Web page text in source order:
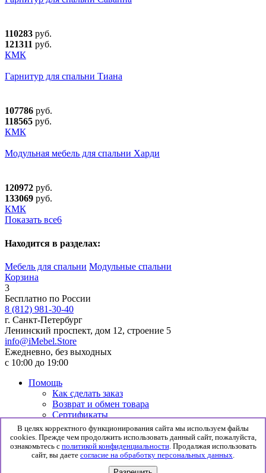
110283 руб.
121311 руб.
КМК
Гарнитур для спальни Тиана
107786 руб.
118565 руб.
КМК
Модульная мебель для спальни Харди
120972 руб.
133069 руб.
КМК
Показать все6
Находится в разделах:
Мебель для спальни Модульные спальни
Корзина
3
Бесплатно по России
8 (812) 981-30-40
г. Санкт-Петербург
Ленинский проспект, дом 12, строение 5
info@iMebel.Store
Ежедневно, без выходных
с 10:00 до 19:00
Помощь
Как сделать заказ
Возврат и обмен товара
Сертификаты
Информация
Гарантия
Доставка и сборка
Политика конфиденциальности
Согласие на обработку данных
В целях корректного функционирования сайта мы используем файлы
cookies. Прежде чем продолжить использовать данный сайт, пожалуйста,
ознакомьтесь с политикой конфиденциальности. Продалжая использовать
сайт, вы даете согласие на обработку персональных данных.